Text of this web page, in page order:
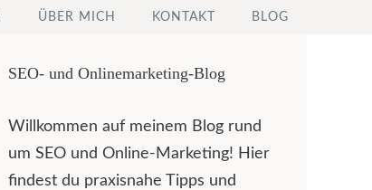
ÜBER MICH KONTAKT BLOG
SEO- und Onlinemarketing-Blog
Willkommen auf meinem Blog rund
um SEO und Online-Marketing! Hier
findest du praxisnahe Tipps und